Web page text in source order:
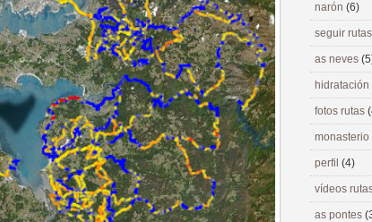
narón (6)
seguir
as neves
hidratación
fotos rutas
perfil (4)
vídeos
as pontes